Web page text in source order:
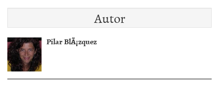
The Children
Autor
Pilar BlÃ¡zquez